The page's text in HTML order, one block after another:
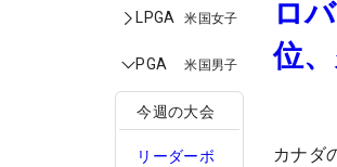
LPGA 米国女子
PGA 米国男子
今週の大会
リーダーボ
ロ
位
カナダ